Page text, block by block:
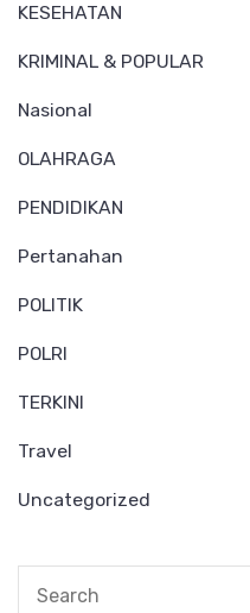
KESEHATAN
KRIMINAL & POPULAR
Nasional
OLAHRAGA
PENDIDIKAN
Pertanahan
POLITIK
POLRI
TERKINI
Travel
Uncategorized